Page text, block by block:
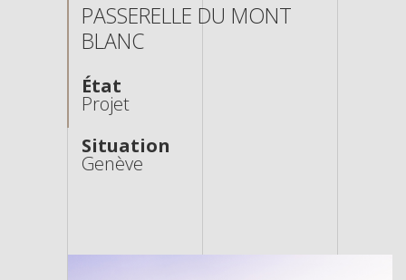
PASSERELLE DU MONT
BLANC
État
Projet
Situation
Genève